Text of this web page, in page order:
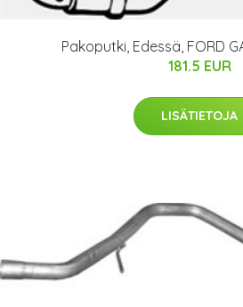
Pakoputki, Edessä, FORD
181.5 EUR
LISÄTIETOJA